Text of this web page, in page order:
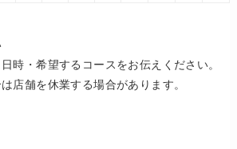
時・希望するコースをお伝えください。
店舗を休業する場合があります。